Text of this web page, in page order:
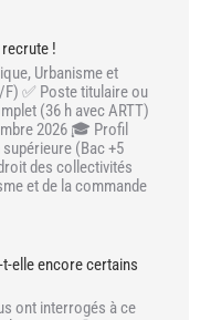
!
Urbanisme et
✅ Poste titulaire ou
(36 h avec ARTT)
2026 🎓 Profil
(Bac +5
des collectivités
et de la commande
elle encore certains
ont interrogés à ce